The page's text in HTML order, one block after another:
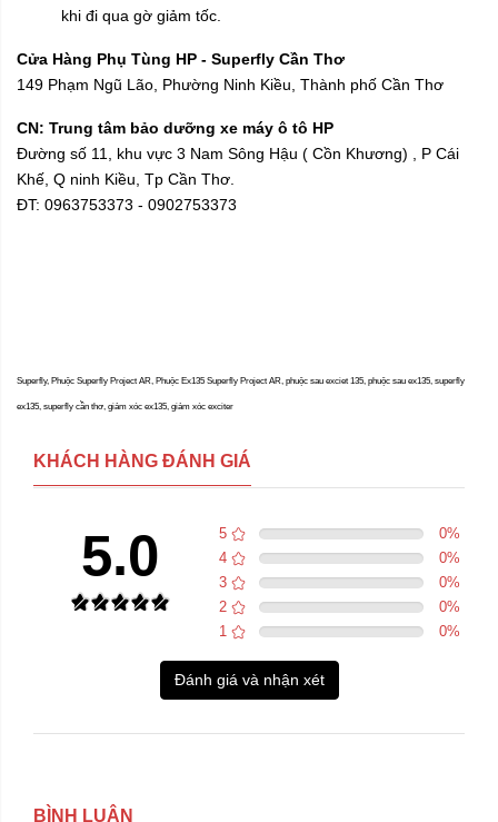
khi đi qua gờ giảm tốc.
Cửa Hàng Phụ Tùng HP - Superfly Cần Thơ
149 Phạm Ngũ Lão, Phường Ninh Kiều, Thành phố Cần Thơ
CN: Trung tâm bảo dưỡng xe máy ô tô HP
Đường số 11, khu vực 3 Nam Sông Hậu ( Cồn Khương) , P Cái
Khế, Q ninh Kiều, Tp Cần Thơ.
ĐT: 0963753373 - 0902753373
Superfly, Phuộc Superfly Project AR, Phuộc Ex135 Superfly Project AR, phuộc sau exciet 135, phuộc sau ex135, superfly
ex135, superfly cần thơ, giảm xóc ex135, giảm xóc exciter
KHÁCH HÀNG ĐÁNH GIÁ
5.0 5 0%
4
0%
3
0%
2
0%
1
0%
Đánh giá và nhận xét
BÌNH LUẬN